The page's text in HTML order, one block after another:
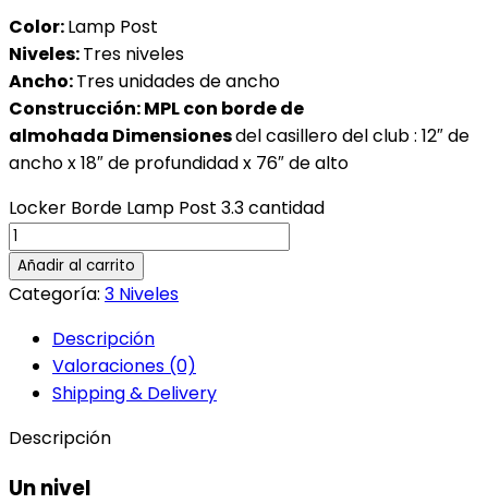
Color:Lamp Post
Niveles:Tres niveles
Ancho:Tres unidades de ancho
Construcción: MPL con borde de
almohada Dimensionesdel casillero del club : 12″ de
ancho x 18″ de profundidad x 76″ de alto
Locker Borde Lamp Post 3.3 cantidad
Añadir al carrito
Categoría: 3 Niveles
Descripción
Valoraciones (0)
Shipping & Delivery
Descripción
Un nivel